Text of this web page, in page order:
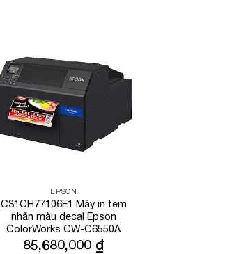
Add to
Wishlist
EPSON
C31CH77106E1 Máy in tem
nhãn màu decal Epson
ColorWorks CW-C6550A
85,680,000 ₫